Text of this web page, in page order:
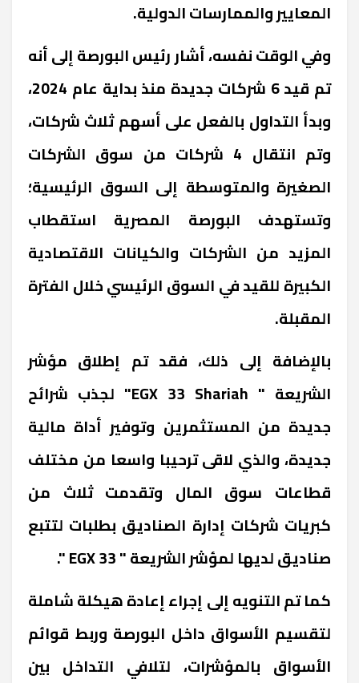
المعايير والممارسات الدولية.
وفي الوقت نفسه، أشار رئيس البورصة إلى أنه
تم قيد 6 شركات جديدة منذ بداية عام 2024،
وبدأ التداول بالفعل على أسهم ثلاث شركات،
وتم انتقال 4 شركات من سوق الشركات
الصغيرة والمتوسطة إلى السوق الرئيسية؛
وتستهدف البورصة المصرية استقطاب
المزيد من الشركات والكيانات الاقتصادية
الكبيرة للقيد في السوق الرئيسي خلال الفترة
المقبلة.
بالإضافة إلى ذلك، فقد تم إطلاق مؤشر
الشريعة " EGX 33 Shariah" لجذب شرائح
جديدة من المستثمرين وتوفير أداة مالية
جديدة، والذي لاقى ترحيبا واسعا من مختلف
قطاعات سوق المال وتقدمت ثلاث من
كبريات شركات إدارة الصناديق بطلبات لتتبع
صناديق لديها لمؤشر الشريعة " EGX 33 ".
كما تم التنويه إلى إجراء إعادة هيكلة شاملة
لتقسيم الأسواق داخل البورصة وربط قوائم
الأسواق بالمؤشرات، لتلافي التداخل بين